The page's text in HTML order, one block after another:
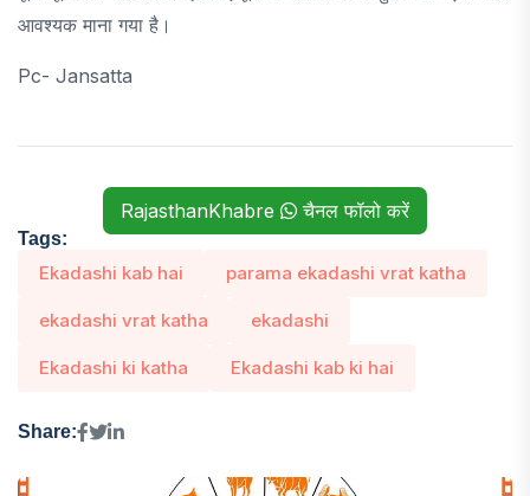
आवश्यक माना गया है।
Pc- Jansatta
RajasthanKhabre चैनल फॉलो करें
Tags:
Ekadashi kab hai parama ekadashi vrat katha
ekadashi vrat katha ekadashi
Ekadashi ki katha Ekadashi kab ki hai
Share: